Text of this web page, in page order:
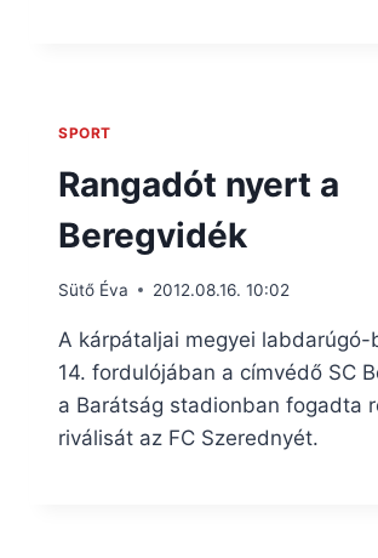
SPORT
Rangadót nyert a
Beregvidék
Sütő Éva 2012.08.16. 10:02
A kárpátaljai megyei labdarúgó-
14. fordulójában a címvédő SC
a Barátság stadionban fogadta
riválisát az FC Szerednyét.